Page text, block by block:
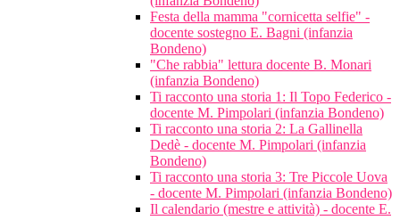
Festa della mamma "cornicetta selfie" -
docente sostegno E. Bagni (infanzia
Bondeno)
"Che rabbia" lettura docente B. Monari
(infanzia Bondeno)
Ti racconto una storia 1: Il Topo Federico -
docente M. Pimpolari (infanzia Bondeno)
Ti racconto una storia 2: La Gallinella
Dedè - docente M. Pimpolari (infanzia
Bondeno)
Ti racconto una storia 3: Tre Piccole Uova
- docente M. Pimpolari (infanzia Bondeno)
Il calendario (mestre e attività) - docente E.